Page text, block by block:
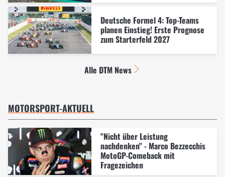
Deutsche Formel 4: Top-Teams
planen Einstieg! Erste Prognose
zum Starterfeld 2027
Alle DTM News
MOTORSPORT-AKTUELL
"Nicht über Leistung
nachdenken" - Marco Bezzecchis
MotoGP-Comeback mit
Fragezeichen